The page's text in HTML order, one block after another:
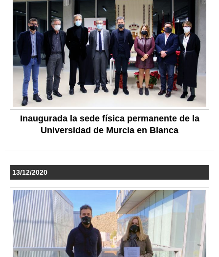
Inaugurada la sede física permanente de la
Universidad de Murcia en Blanca
13/12/2020